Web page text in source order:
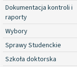
Dokumentacja kontroli i
raporty
Wybory
Sprawy Studenckie
Szkoła doktorska